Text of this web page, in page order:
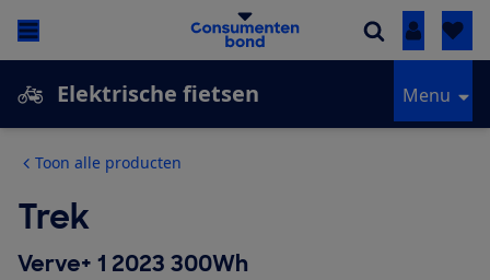
Inloggen
Elektrische fietsen Menu
Toon alle producten
Trek
Verve+ 1 2023 300Wh